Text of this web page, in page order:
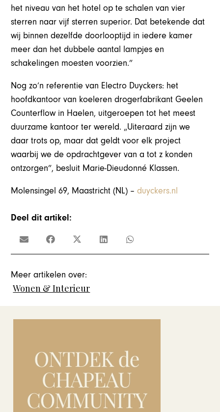
het niveau van het hotel op te schalen van vier
sterren naar vijf sterren superior. Dat betekende dat
wij binnen dezelfde doorlooptijd in iedere kamer
meer dan het dubbele aantal lampjes en
schakelingen moesten voorzien.”
Nog zo’n referentie van Electro Duyckers: het
hoofdkantoor van koeleren drogerfabrikant Geelen
Counterflow in Haelen, uitgeroepen tot het meest
duurzame kantoor ter wereld. „Uiteraard zijn we
daar trots op, maar dat geldt voor elk project
waarbij we de opdrachtgever van a tot z konden
ontzorgen”, besluit Marie-Dieudonné Klassen.
Molensingel 69, Maastricht (NL) –duyckers.nl
Deel dit artikel:
Meer artikelen over:
Wonen & Interieur